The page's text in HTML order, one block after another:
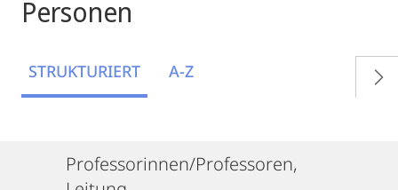
Personen
STRUKTURIERT A-Z
Professorinnen/Professoren,